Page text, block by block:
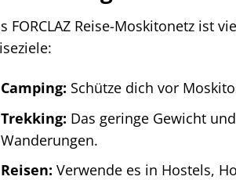
FORCLAZ Reise-Moskitonetz ist
Camping: Schütze dich vor
Trekking: Das geringe Gewicht
Wanderungen.
Reisen: Verwende es in Hostels,